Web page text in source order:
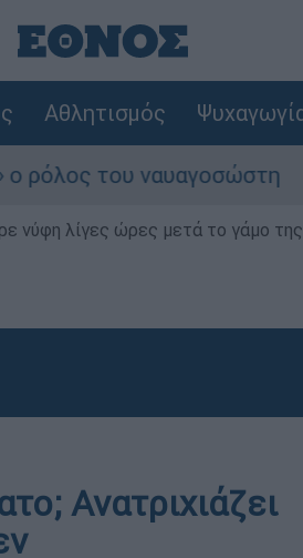
Αθλητισμός
νύφη λίγες ώρες μετά το γάμο της
Ανατριχιάζει